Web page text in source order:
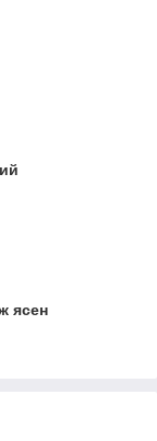
ясен